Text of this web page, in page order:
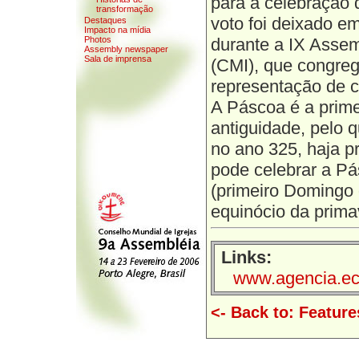
transformação
Destaques
Impacto na mídia
Photos
Assembly newspaper
Sala de imprensa
voto foi deixado
durante a IX
(CMI), que
representação de
A Páscoa é a
antiguidade, pelo
no ano 325, haja
pode celebrar a
(primeiro
equinócio da
Links:
<- Back to: